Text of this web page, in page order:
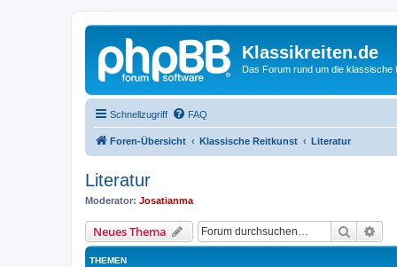
Klassikreiten.de
Das Forum rund um die klassische
Schnellzugriff FAQ
Foren-Übersicht Klassische Reitkunst Literatur
Literatur
Moderator: Josatianma
Neues Thema Suche
THEMEN